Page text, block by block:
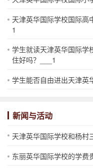
天津英华国际学校国际高
1
学生就读天津英华国际学
住好吗？___1
学生能否自由进出天津英
新闻与活动
天津英华国际学校和杨村
东丽英华国际学校的学费